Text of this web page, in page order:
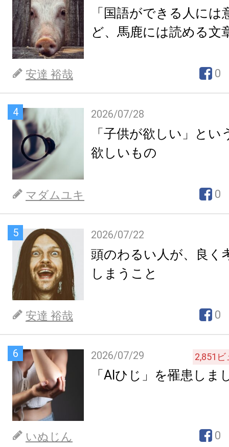
「国語ができる人には
ど、馬鹿には読める文
安達 裕哉 0
4 2026/07/28
「子供が欲しい」とい
欲しいもの
マダムユキ 0
5 2026/07/22
頭のわるい人が、良く
しまうこと
安達 裕哉 0
6 2026/07/29 2,851 ビ
「AIひじ」を罹患しま
いぬじん 0